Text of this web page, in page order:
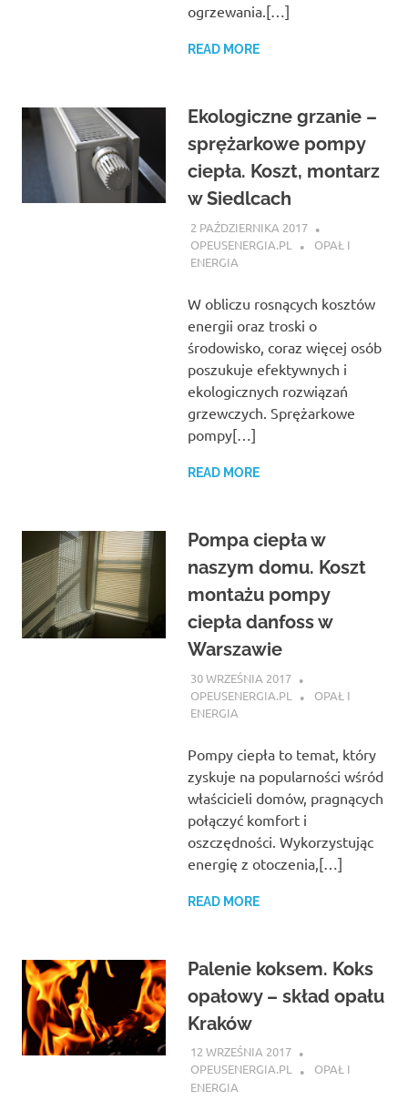
ogrzewania.[…]
READ MORE
Ekologiczne grzanie –
sprężarkowe pompy
ciepła. Koszt, montarz
w Siedlcach
2 PAŹDZIERNIKA 2017
OPEUSENERGIA.PL
OPAŁ I
ENERGIA
W obliczu rosnących kosztów
energii oraz troski o
środowisko, coraz więcej osób
poszukuje efektywnych i
ekologicznych rozwiązań
grzewczych. Sprężarkowe
pompy[…]
READ MORE
Pompa ciepła w
naszym domu. Koszt
montażu pompy
ciepła danfoss w
Warszawie
30 WRZEŚNIA 2017
OPEUSENERGIA.PL
OPAŁ I
ENERGIA
Pompy ciepła to temat, który
zyskuje na popularności wśród
właścicieli domów, pragnących
połączyć komfort i
oszczędności. Wykorzystując
energię z otoczenia,[…]
READ MORE
Palenie koksem. Koks
opałowy – skład opału
Kraków
12 WRZEŚNIA 2017
OPEUSENERGIA.PL
OPAŁ I
ENERGIA